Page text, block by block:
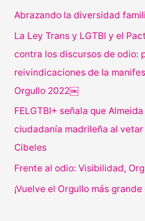
Abrazando la diversidad
La Ley Trans y LGTBI y el
contra los discursos de odio:
reivindicaciones de la
Orgullo 2022￼
FELGTBI+ señala que
ciudadanía madrileña al vetar
Cibeles
Frente al odio: Visibilidad,
¡Vuelve el Orgullo más grande